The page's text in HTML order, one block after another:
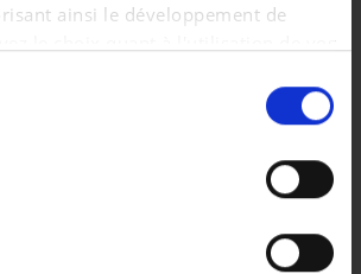
ainsi le développement de
le choix quant à l'utilisation de vos
à tout moment en
relative aux cookies ou en
informations sur votre localisation